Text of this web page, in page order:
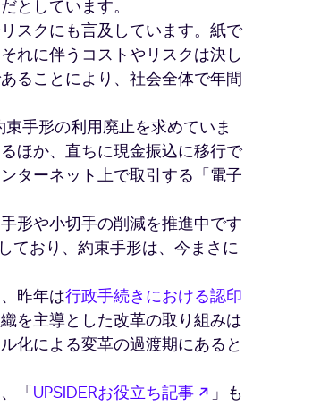
としています。
スクにも言及しています。紙で
れに伴うコストやリスクは決し
ることにより、社会全体で年間
手形の利用廃止を求めていま
ほか、直ちに現金振込に移行で
ターネット上で取引する「電子
形や小切手の削減を推進中です
ており、約束手形は、今まさに
昨年は行政手続きにおける認印
を主導とした改革の取り組みは
化による変革の過渡期にあると
「UPSIDERお役立ち記事 新しいタブで開く
」も